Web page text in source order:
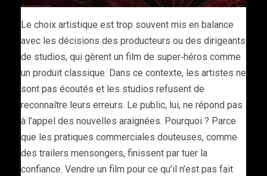
Le choix artistique est trop souvent mis en balance
avec les décisions des producteurs ou des dirigeants
de studios, qui gèrent un film de super‑héros comme
un produit classique. Dans ce contexte, les artistes ne
sont pas écoutés et les studios refusent de
reconnaître leurs erreurs. Le public, lui, ne répond pas
à l’appel des nouvelles araignées. Pourquoi ? Parce
que les pratiques commerciales douteuses, comme
des trailers mensongers, finissent par tuer la
confiance. Vendre un film pour ce qu’il n’est pas fait